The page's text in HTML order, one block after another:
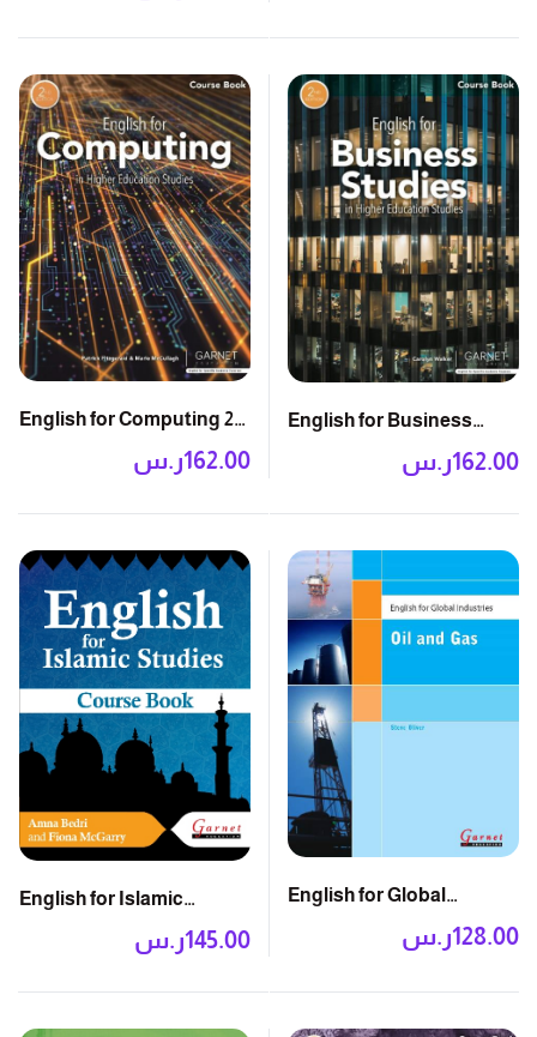
English for Business
Studies 2E: Course Book
ر.س162.00
English for Computing 2E:
ر.س162.00
English for Global
Industries: Course Book
ر.س128.00
English for Islamic
Studies: Course Book
with Audio CD
ر.س145.00